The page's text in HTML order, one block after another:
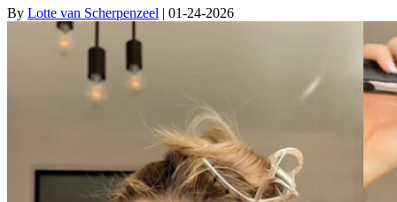
By Lotte van Scherpenzeel | 01-24-2026